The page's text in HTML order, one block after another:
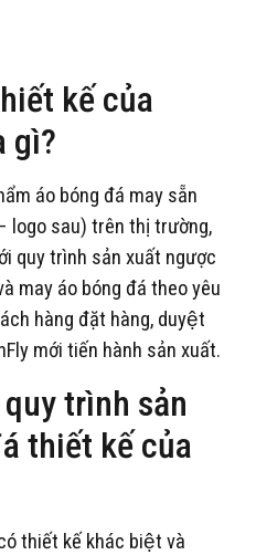
kế của
gì?
áo bóng đá may sẵn
logo sau) trên thị trường,
quy trình sản xuất ngược
may áo bóng đá theo yêu
hàng đặt hàng, duyệt
mới tiến hành sản xuất.
trình sản
thiết kế của
thiết kế khác biệt và